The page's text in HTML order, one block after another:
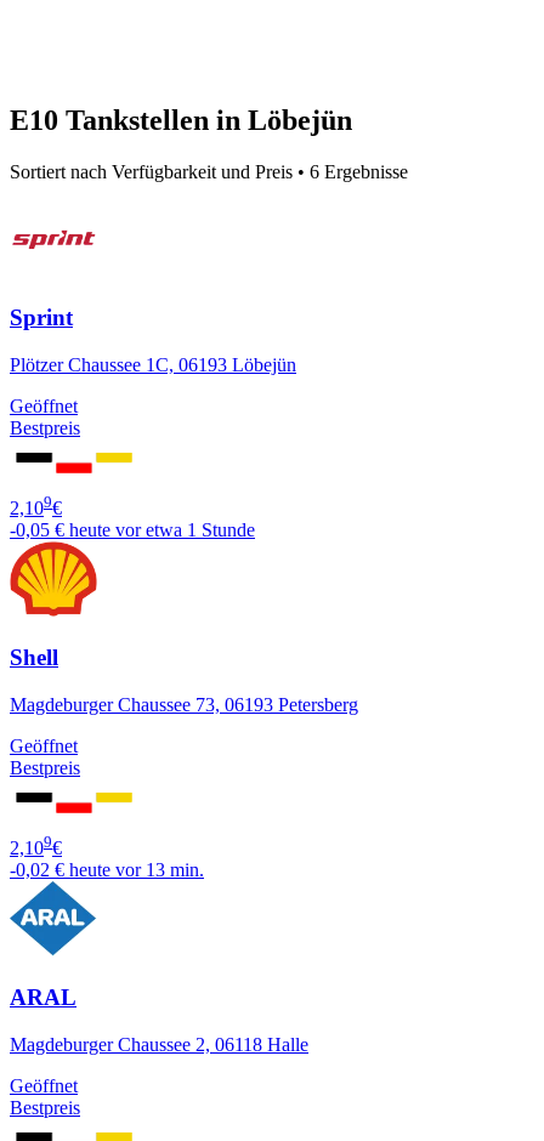
E10 Tankstellen in Löbejün
Sortiert nach Verfügbarkeit und Preis • 6 Ergebnisse
Sprint
Plötzer Chaussee 1C, 06193 Löbejün
Geöffnet
Bestpreis
2,109€
-0,05 € heute vor etwa 1 Stunde
Shell
Magdeburger Chaussee 73, 06193 Petersberg
Geöffnet
Bestpreis
2,109€
-0,02 € heute vor 13 min.
ARAL
Magdeburger Chaussee 2, 06118 Halle
Geöffnet
Bestpreis